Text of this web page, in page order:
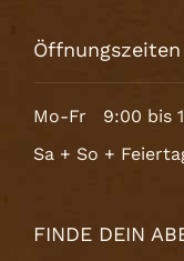
Mo-Fr 9:00 bis
Sa + So +
FINDE DEIN